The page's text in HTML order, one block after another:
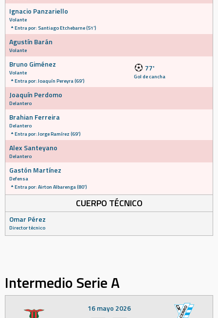
Ignacio Panzariello
Volante
Entra por: Santiago Etchebarne (51')
Agustín Barán
Volante
Bruno Giménez
Volante
Entra por: Joaquín Pereyra (69')
77'
Gol de cancha
Joaquín Perdomo
Delantero
Brahian Ferreira
Delantero
Entra por: Jorge Ramírez (69')
Alex Santeyano
Delantero
Gastón Martínez
Defensa
Entra por: Airton Albarenga (80')
CUERPO TÉCNICO
Omar Pérez
Director técnico
Intermedio Serie A
16 mayo 2026